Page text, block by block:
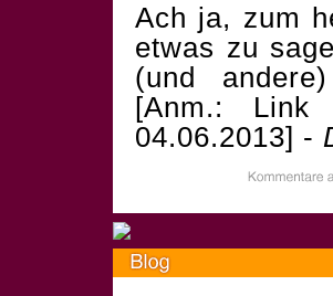
Ach ja, zum
etwas zu
(und
[Anm.:
04.06.2013] -